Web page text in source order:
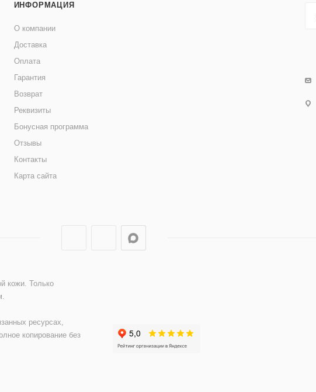
ИНФОРМАЦИЯ
О компании
Доставка
Оплата
Гарантия
Возврат
Реквизиты
Бонусная программа
Отзывы
Контакты
Карта сайта
кожи. Только
ресурсах,
копирование без